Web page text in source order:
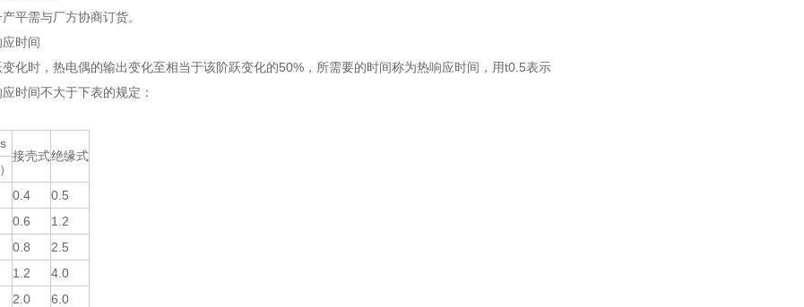
平需与厂方协商订货。
时间
化时，热电偶的输出变化至相当于该阶跃变化的50%，所需要的时间称为热响应时间，用t0.5表示
时间不大于下表的规定：
接壳式绝缘式
0.4
0.5
0.6
1.2
0.8
2.5
1.2
4.0
2.0
6.0